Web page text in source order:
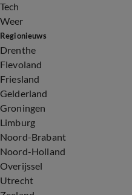
Tech
Weer
Regionieuws
Drenthe
Flevoland
Friesland
Gelderland
Groningen
Limburg
Noord-Brabant
Noord-Holland
Overijssel
Utrecht